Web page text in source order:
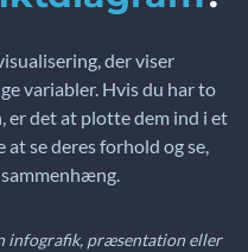
der viser
variabler. Hvis du har to
er det at plotte dem ind i et
se deres forhold og se,
infografik, præsentation eller